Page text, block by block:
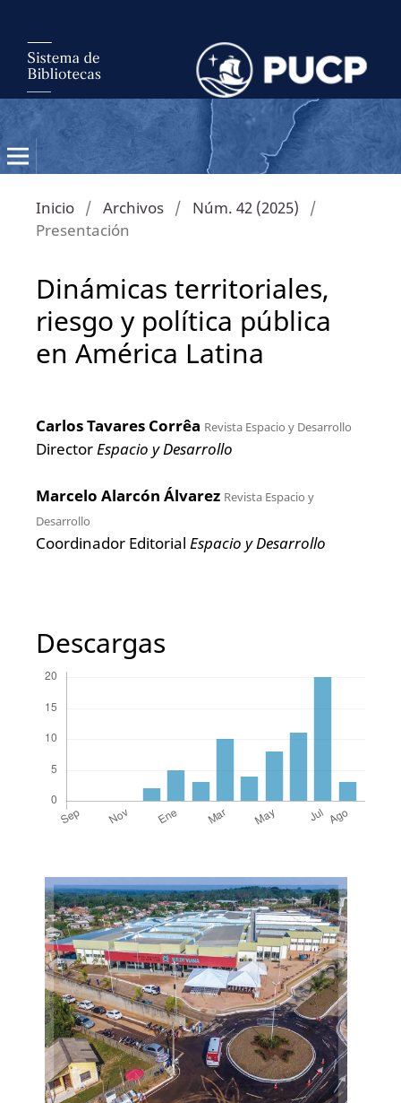
Inicio / Archivos / Núm. 42 (2025)
/
Presentación
Dinámicas territoriales,
riesgo y política pública
en América Latina
Carlos Tavares Corrêa Revista Espacio y Desarrollo
DirectorEspacio y Desarrollo
Marcelo Alarcón Álvarez Revista Espacio y
Desarrollo
Coordinador Editorial Espacio y Desarrollo
Descargas